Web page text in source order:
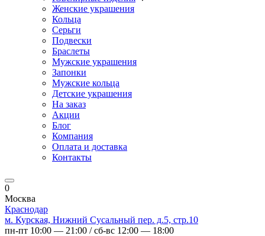
Женские украшения
Кольца
Серьги
Подвески
Браслеты
Мужские украшения
Запонки
Мужские кольца
Детские украшения
На заказ
Акции
Блог
Компания
Оплата и доставка
Контакты
0
Москва
Краснодар
м. Курская, Нижний Сусальный пер. д.5, стр.10
пн-пт 10:00 — 21:00 / сб-вс 12:00 — 18:00